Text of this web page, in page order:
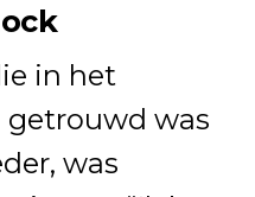
in het
was
was